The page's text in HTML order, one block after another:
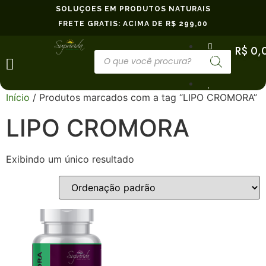
SOLUÇÕES EM PRODUTOS NATURAIS
FRETE GRÁTIS: ACIMA DE R$ 299,00
Minha
Conta
R$
Início / Produtos marcados com a tag “LIPO CROMORA”
LIPO CROMORA
Exibindo um único resultado